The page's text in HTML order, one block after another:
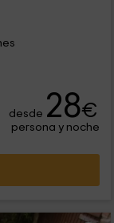
desde 28€
persona y noche